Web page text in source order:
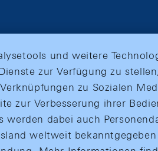
und weitere
zur Verfügung zu stellen,
zu Sozialen
zur Verbesserung ihrer
werden dabei auch
weltweit